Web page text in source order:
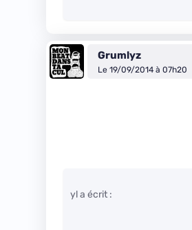
Grumlyz
Le 19/09/2014 à 07h20
yl a écrit :